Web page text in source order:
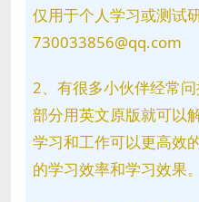
仅用于个人学习或测试
730033856@qq.com
2、有很多小伙伴经常
部分用英文原版就可以
学习和工作可以更高效
的学习效率和学习效果。